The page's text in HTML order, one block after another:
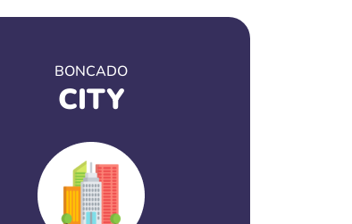
BONCADO
CITY